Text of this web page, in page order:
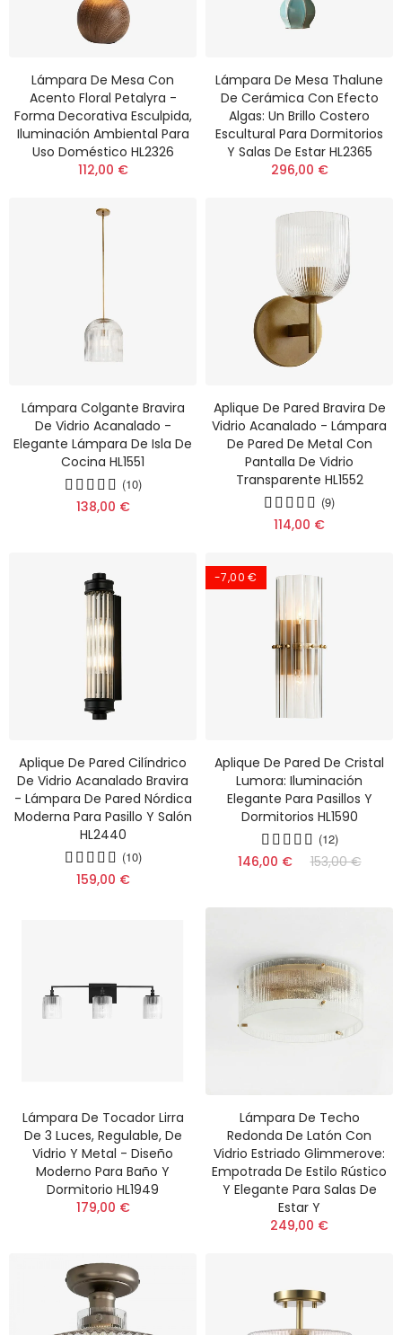
Lámpara De Mesa Con
Acento Floral Petalyra -
Forma Decorativa Esculpida,
Iluminación Ambiental Para
Uso Doméstico HL2326
112,00 €
Lámpara De Mesa Thalune
De Cerámica Con Efecto
Algas: Un Brillo Costero
Escultural Para Dormitorios
Y Salas De Estar HL2365
296,00 €
Lámpara Colgante Bravira
De Vidrio Acanalado -
Elegante Lámpara De Isla De
Cocina HL1551
(10)
138,00 €
Aplique De Pared Bravira De
Vidrio Acanalado - Lámpara
De Pared De Metal Con
Pantalla De Vidrio
Transparente HL1552
(9)
114,00 €
Aplique De Pared Cilíndrico
De Vidrio Acanalado Bravira
- Lámpara De Pared Nórdica
Moderna Para Pasillo Y Salón
HL2440
(10)
159,00 €
-7,00 €
Aplique De Pared De Cristal
Lumora: Iluminación
Elegante Para Pasillos Y
Dormitorios HL1590
(12)
146,00 € 153,00 €
Lámpara De Tocador Lirra
De 3 Luces, Regulable, De
Vidrio Y Metal - Diseño
Moderno Para Baño Y
Dormitorio HL1949
179,00 €
Lámpara De Techo
Redonda De Latón Con
Vidrio Estriado Glimmerove:
Empotrada De Estilo Rústico
Y Elegante Para Salas De
Estar Y
249,00 €